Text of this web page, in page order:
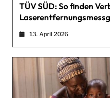
TÜV SÜD: So finden
13. April 2026